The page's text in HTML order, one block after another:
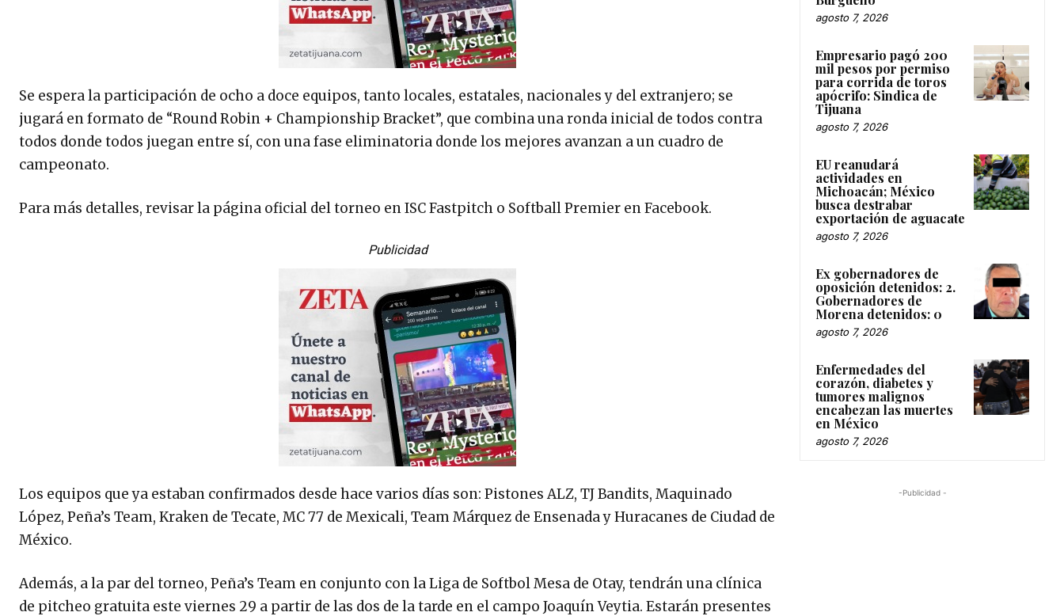
Se espera la participación de ocho a doce equipos, tanto locales, estatales, nacionales y del extranjero; se
jugará en formato de “Round Robin + Championship Bracket”, que combina una ronda inicial de todos contra
todos donde todos juegan entre sí, con una fase eliminatoria donde los mejores avanzan a un cuadro de
campeonato.
Para más detalles, revisar la página oficial del torneo en ISC Fastpitch o Softball Premier en Facebook.
Publicidad
Los equipos que ya estaban confirmados desde hace varios días son: Pistones ALZ, TJ Bandits, Maquinado
López, Peña’s Team, Kraken de Tecate, MC 77 de Mexicali, Team Márquez de Ensenada y Huracanes de Ciudad de
México.
Además, a la par del torneo, Peña’s Team en conjunto con la Liga de Softbol Mesa de Otay, tendrán una clínica
de pitcheo gratuita este viernes 29 a partir de las dos de la tarde en el campo Joaquín Veytia. Estarán presentes
agosto 7, 2026
Empresario pagó 200
mil pesos por permiso
para corrida de toros
apócrifo: Sindica de
Tijuana
agosto 7, 2026
EU reanudará
actividades en
Michoacán; México
busca destrabar
exportación de aguacate
agosto 7, 2026
Ex gobernadores de
oposición detenidos: 2.
Gobernadores de
Morena detenidos: 0
agosto 7, 2026
Enfermedades del
corazón, diabetes y
tumores malignos
encabezan las muertes
en México
agosto 7, 2026
-Publicidad -